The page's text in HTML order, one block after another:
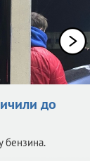
до
бензина.